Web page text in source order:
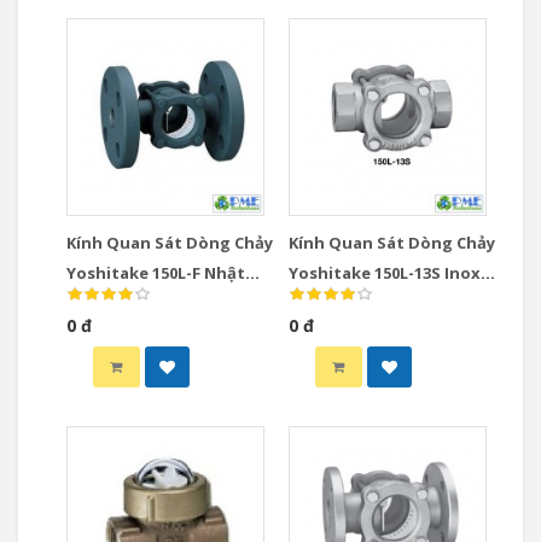
Kính Quan Sát Dòng Chảy
Yoshitake 150L-F Nhật
Bản DN65-DN150 JIS10K
0 đ
Kính Quan Sát Dòng Chảy
Yoshitake 150L-13S Inox
Nhật Bản DN15-DN50 Ren
JIS Rc
0 đ